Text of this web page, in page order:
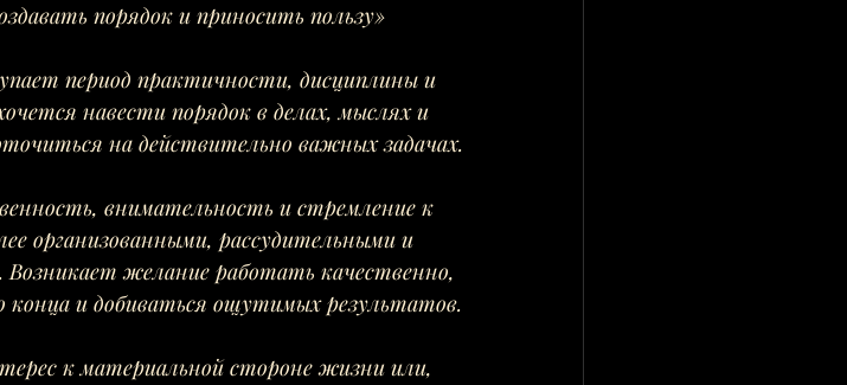
порядок и приносить пользу»
период практичности, дисциплины и
навести порядок в делах, мыслях и
на действительно важных задачах.
внимательность и стремление к
организованными, рассудительными и
желание работать качественно,
конца и добиваться ощутимых результатов.
к материальной стороне жизни или,